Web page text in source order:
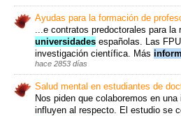
Ayudas para la formación de
...e contratos predoctorales para
universidades españolas. Las
investigación científica. Más
hace 2853 días
Salud mental en estudiantes de
Nos piden que colaboremos en
influyen al respecto. El estudio se